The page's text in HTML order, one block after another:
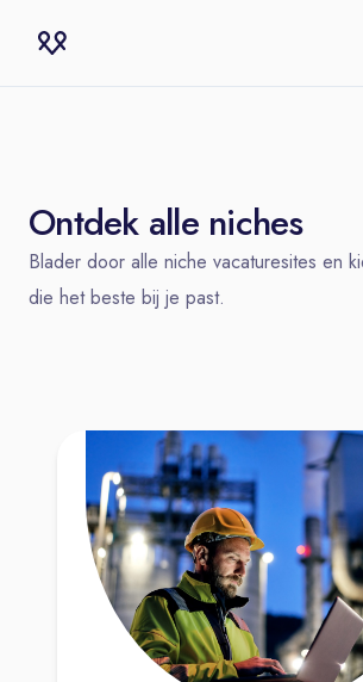
Ontdek alle niches
Blader door alle niche vacaturesites en
die het beste bij je past.